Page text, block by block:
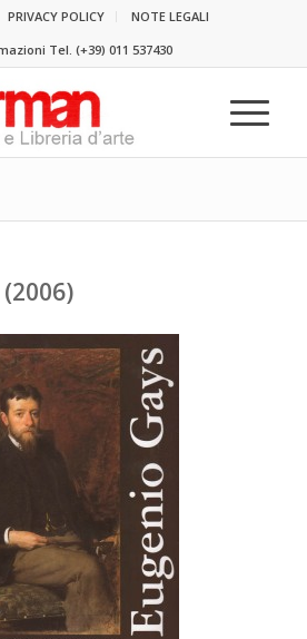
PRIVACY POLICY
NOTE LEGALI
Tel. (+39) 011 537430